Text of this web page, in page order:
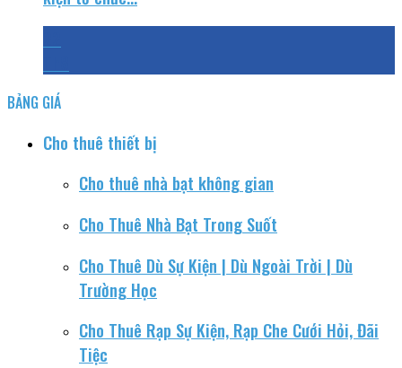
BẢNG GIÁ
Cho thuê thiết bị
Cho thuê nhà bạt không gian
Cho Thuê Nhà Bạt Trong Suốt
Cho Thuê Dù Sự Kiện | Dù Ngoài Trời | Dù
Trường Học
Cho Thuê Rạp Sự Kiện, Rạp Che Cưới Hỏi, Đãi
Tiệc